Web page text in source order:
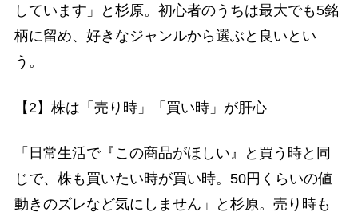
しています」と杉原。初心者のうちは最大でも5銘
柄に留め、好きなジャンルから選ぶと良いとい
う。
【2】株は「売り時」「買い時」が肝心
「日常生活で『この商品がほしい』と買う時と同
じで、株も買いたい時が買い時。50円くらいの値
動きのズレなど気にしません」と杉原。売り時も